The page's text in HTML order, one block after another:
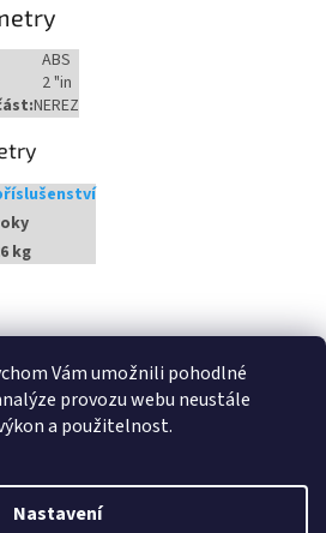
Vám umožnili pohodlné
provozu webu neustále
a použitelnost.
Nastavení
ABS
2 "in
NEREZ
kg
Vytvořil Shoptet